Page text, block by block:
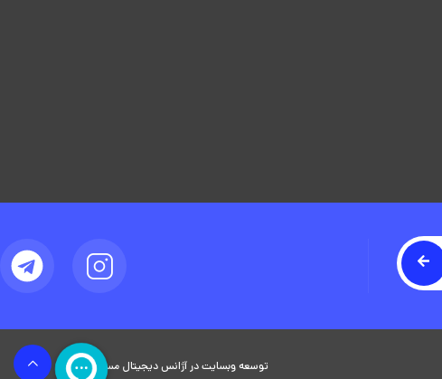
توسعه وبسایت در آژانس دیجیتال مستر ادز